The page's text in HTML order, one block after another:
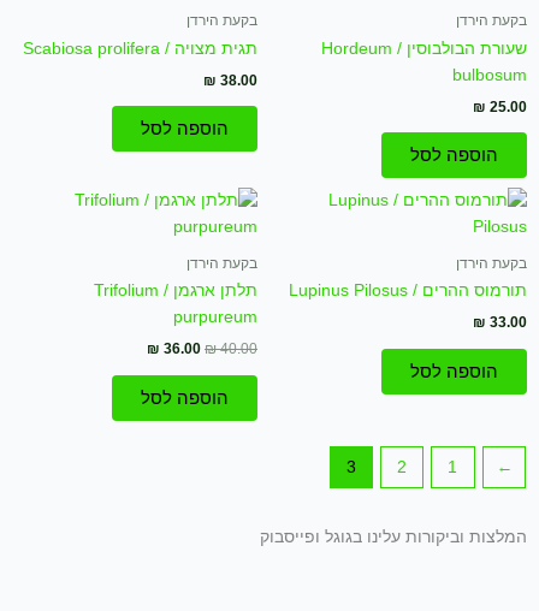
בקעת הירדן
שעורת הבולבוסין / Hordeum
bulbosum
₪ 25.00
הוספה לסל
בקעת הירדן
תגית מצויה / Scabiosa prolifera
₪ 38.00
הוספה לסל
בקעת הירדן
תורמוס ההרים / Lupinus Pilosus
₪ 33.00
הוספה לסל
בקעת הירדן
תלתן ארגמן / Trifolium
purpureum
₪40.00
המחיר
המקורי
היה:
₪ 36.00
המחיר
הוספה לסל
→
1
2
3
המלצות וביקורות עלינו בגוגל ופייסבוק